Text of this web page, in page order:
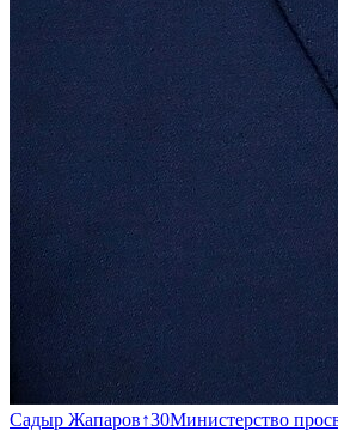
Садыр Жапаров↑30Министерство